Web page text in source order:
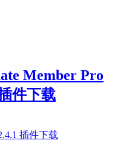
Member Pro
件下载